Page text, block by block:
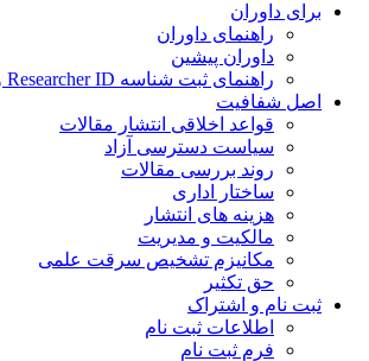
داوران
راهنمای داوران
داوران پیشین
راهنمای ثبت شناسه Researcher ID و ثبت داوری
شفافیت
قواعد اخلاقی انتشار مقالات
سیاست دسترسی آزاد
روند بررسی مقالات
ساختار اداری
هزینه های انتشار
مالکیت و مدیریت
ﻣﮑﺎﻧﯿﺰم ﺗﺸﺨﯿﺺ ﺳﺮﻗﺖ ﻋﻠﻤﯽ
حق تکثیر
نام و اشتراک
اطلاعات ثبت نام
فرم ثبت نام